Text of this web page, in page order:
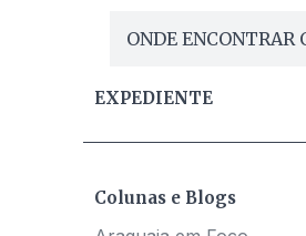
ONDE ENCONTRAR
EXPEDIENTE
Colunas e Blogs